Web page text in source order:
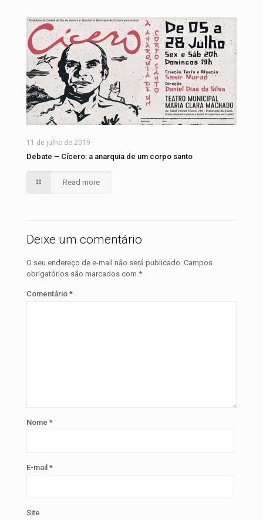
11 de julho de 2019
Debate – Cícero: a anarquia de um corpo santo
Read more
Deixe um comentário
O seu endereço de e-mail não será publicado. Campos
obrigatórios são marcados com *
Comentário *
Nome *
E-mail *
Site